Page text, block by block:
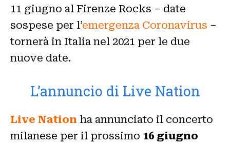
11 giugno al Firenze Rocks – date
sospese per l’emergenza Coronavirus –
tornerà in Italia nel 2021 per le due
nuove date.
L’annuncio di Live Nation
Live Nation ha annunciato il concerto
milanese per il prossimo 16 giugno